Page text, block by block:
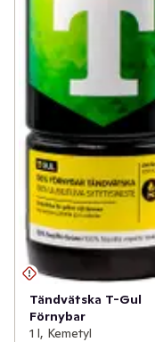
Tändvätska T-Gul
Förnybar
1 l, Kemetyl